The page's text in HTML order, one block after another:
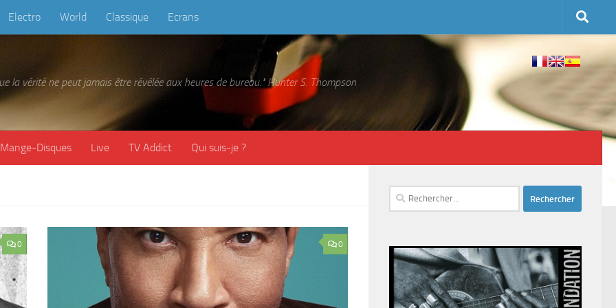
Electro World Classique Ecrans
la vérité ne peut jamais être révélée aux heures de bureau." Hunter S. Thompson
Mange-Disques Live TV Addict Qui suis-je ?
0 0
Rechercher :